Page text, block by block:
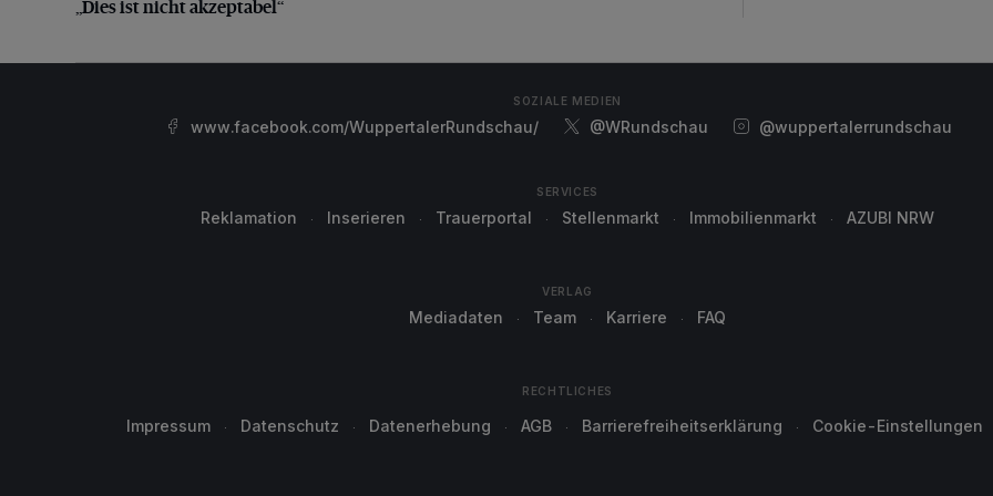
„Dies ist nicht akzeptabel“
SOZIALE MEDIEN
www.facebook.com/WuppertalerRundschau/ @WRundschau @wuppertalerrundschau
SERVICES
Reklamation Inserieren Trauerportal Stellenmarkt Immobilienmarkt AZUBI NRW
VERLAG
Mediadaten Team Karriere FAQ
RECHTLICHES
Impressum Datenschutz Datenerhebung AGB Barrierefreiheitserklärung Cookie-Einstellungen